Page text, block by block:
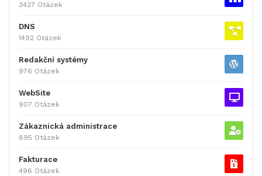
3427 Otázek
DNS
1492 Otázek
Redakční systémy
976 Otázek
WebSite
907 Otázek
Zákaznická administrace
895 Otázek
Fakturace
496 Otázek